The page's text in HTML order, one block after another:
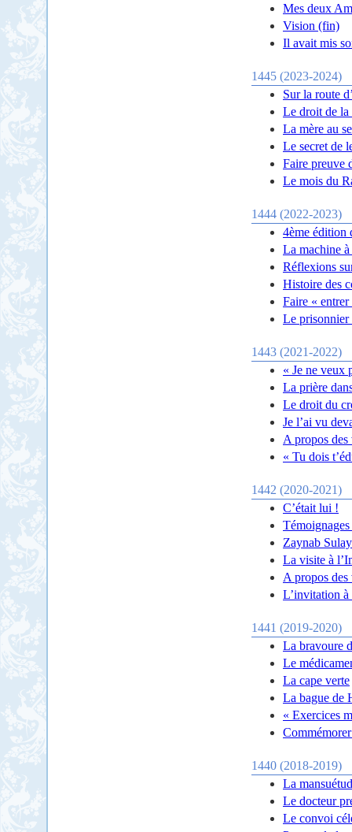
Mes deux
Vision (fin)
Il avait mis
1445 (2023-2024)
Sur la route
Le droit de la
La mère au
Le secret de
Faire preuve
Le mois du
1444 (2022-2023)
4ème édition
La machine
Réflexions
Histoire des
Faire «
Le prisonnier
1443 (2021-2022)
« Je ne veux
La prière
Le droit du
Je l’ai vu
A propos
« Tu dois
1442 (2020-2021)
C’était lui !
Zaynab
La visite à
A propos des
L’invitation à
1441 (2019-2020)
La bravoure
Le
La cape verte
La bague de
« Exercices
1440 (2018-2019)
La
Le docteur
Le convoi